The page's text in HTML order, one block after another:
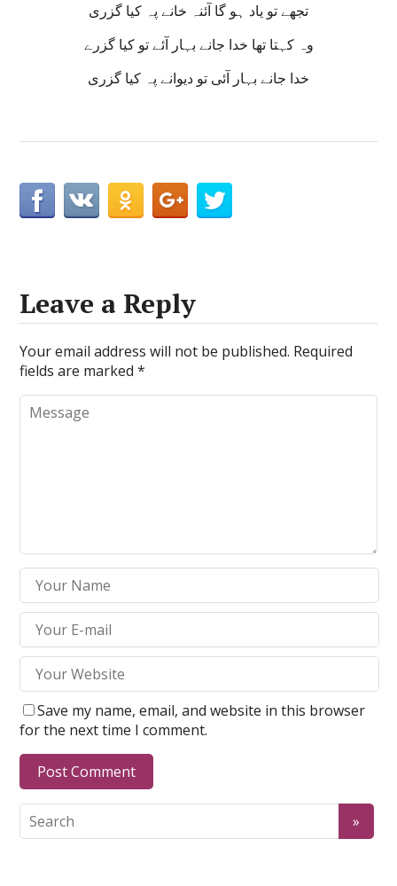
تجھے تو یاد ہو گا آئنہ خانے پہ کیا گزری
وہ کہتا تھا خدا جانے بہار آئے تو کیا گزرے
خدا جانے بہار آئی تو دیوانے پہ کیا گزری
Leave a Reply
Your email address will not be published. Required
fields are marked*
Save my name, email, and website in this browser
for the next time I comment.